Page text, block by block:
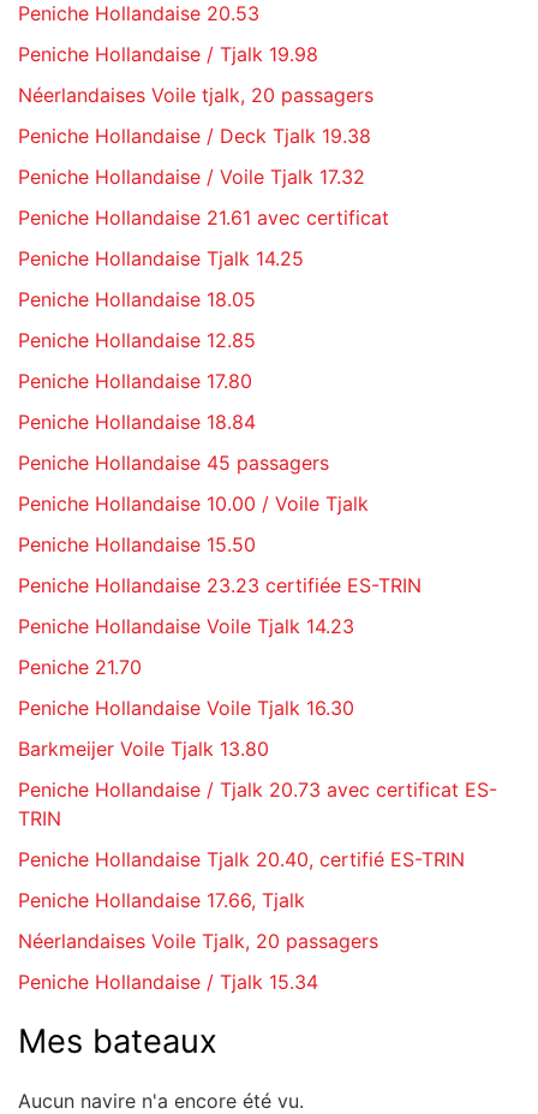
Peniche Hollandaise 20.53
Peniche Hollandaise / Tjalk 19.98
Néerlandaises Voile tjalk, 20 passagers
Peniche Hollandaise / Deck Tjalk 19.38
Peniche Hollandaise / Voile Tjalk 17.32
Peniche Hollandaise 21.61 avec certificat
Peniche Hollandaise Tjalk 14.25
Peniche Hollandaise 18.05
Peniche Hollandaise 12.85
Peniche Hollandaise 17.80
Peniche Hollandaise 18.84
Peniche Hollandaise 45 passagers
Peniche Hollandaise 10.00 / Voile Tjalk
Peniche Hollandaise 15.50
Peniche Hollandaise 23.23 certifiée ES-TRIN
Peniche Hollandaise Voile Tjalk 14.23
Peniche 21.70
Peniche Hollandaise Voile Tjalk 16.30
Barkmeijer Voile Tjalk 13.80
Peniche Hollandaise / Tjalk 20.73 avec certificat ES-
TRIN
Peniche Hollandaise Tjalk 20.40, certifié ES-TRIN
Peniche Hollandaise 17.66, Tjalk
Néerlandaises Voile Tjalk, 20 passagers
Peniche Hollandaise / Tjalk 15.34
Mes bateaux
Aucun navire n'a encore été vu.